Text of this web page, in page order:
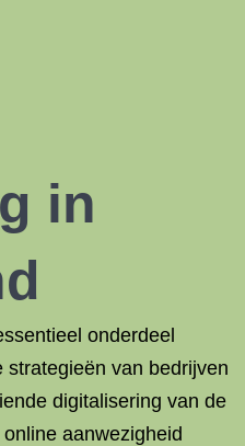
in
onderdeel
van bedrijven
digitalisering van de
aanwezigheid